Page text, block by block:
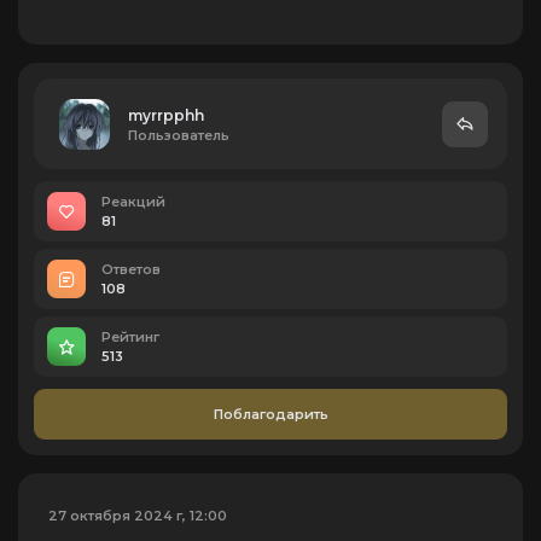
myrrpphh
Пользователь
Реакций
81
Ответов
108
Рейтинг
513
Поблагодарить
27 октября 2024 г, 12:00